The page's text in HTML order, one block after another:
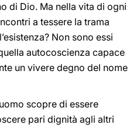
di Dio. Ma nella vita di ogni
a tessere la trama
Non sono essi
autocoscienza capace
un vivere degno del nome
scopre di essere
pari dignità agli altri